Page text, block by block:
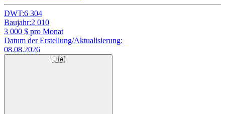
DWT:6 304
Baujahr:2 010
3 000 $ pro Monat
Datum der Erstellung/Aktualisierung:
08.08.2026
🇺🇦